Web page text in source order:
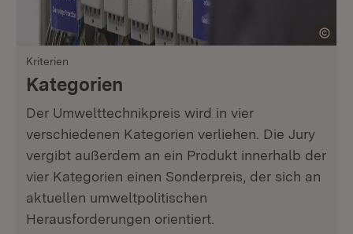
Kriterien
Kategorien
Der Umwelttechnikpreis wird in vier
verschiedenen Kategorien verliehen. Die Jury
vergibt außerdem an ein Produkt innerhalb der
vier Kategorien einen Sonderpreis, der sich an
aktuellen umweltpolitischen
Herausforderungen orientiert.